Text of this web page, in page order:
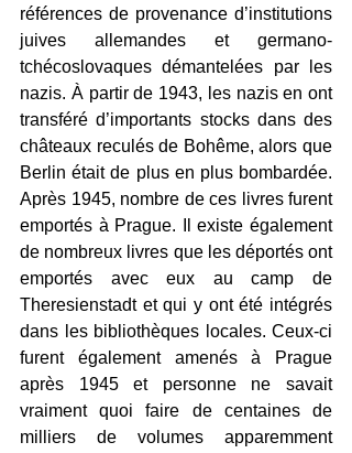
références de provenance d’institutions
juives allemandes et germano-
tchécoslovaques démantelées par les
nazis. À partir de 1943, les nazis en ont
transféré d’importants stocks dans des
châteaux reculés de Bohême, alors que
Berlin était de plus en plus bombardée.
Après 1945, nombre de ces livres furent
emportés à Prague. Il existe également
de nombreux livres que les déportés ont
emportés avec eux au camp de
Theresienstadt et qui y ont été intégrés
dans les bibliothèques locales. Ceux-ci
furent également amenés à Prague
après 1945 et personne ne savait
vraiment quoi faire de centaines de
milliers de volumes apparemment